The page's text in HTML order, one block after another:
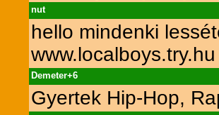
nut
hello mindenki
www.localboys.try.hu
Demeter+6
Gyertek Hip-Hop,